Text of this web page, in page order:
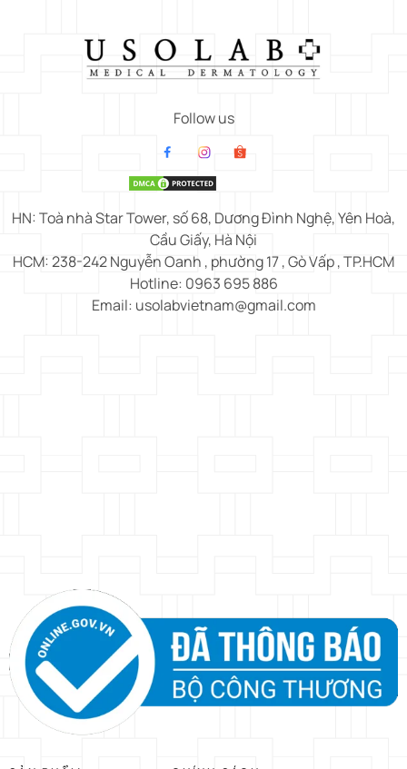
Follow us
HN: Toà nhà Star Tower, số 68, Dương Đình Nghệ, Yên Hoà,
Cầu Giấy, Hà Nội
HCM: 238-242 Nguyễn Oanh , phường 17 , Gò Vấp , TP.HCM
Hotline: 0963 695 886
Email: usolabvietnam@gmail.com